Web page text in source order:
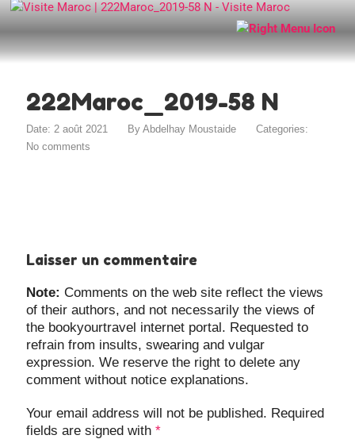
222Maroc_2019-58 N
Date: 2 août 2021 ByAbdelhay Moustaide
Categories:
No comments
Laisser un commentaire
Note: Comments on the web site reflect the views
of their authors, and not necessarily the views of
the bookyourtravel internet portal. Requested to
refrain from insults, swearing and vulgar
expression. We reserve the right to delete any
comment without notice explanations.
Your email address will not be published. Required
fields are signed with*